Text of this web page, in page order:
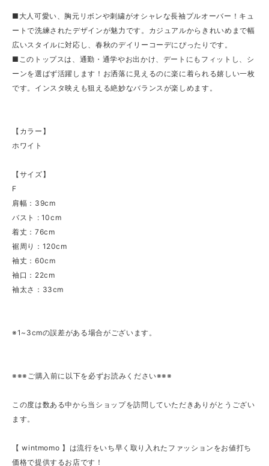
■大人可愛い、胸元リボンや刺繍がオシャレな長袖プルオーバー！キュ
ートで洗練されたデザインが魅力です。カジュアルからきれいめまで幅
広いスタイルに対応し、春秋のデイリーコーデにぴったりです。
■このトップスは、通勤・通学やお出かけ、デートにもフィットし、シ
ーンを選ばず活躍します！お洒落に見えるのに楽に着られる嬉しい一枚
です。インスタ映えも狙える絶妙なバランスが楽しめます。
【カラー】
ホワイト
【サイズ】
F
肩幅：39cm
バスト : 10cm
着丈：76cm
裾周り：120cm
袖丈：60cm
袖口：22cm
袖太さ：33cm
※1~3cmの誤差がある場合がございます。
※※※ご購入前に以下を必ずお読みください※※※
この度は数ある中から当ショップを訪問していただきありがとうござい
ます。
【 wintmomo 】は流行をいち早く取り入れたファッションをお値打ち
価格で提供するお店です！